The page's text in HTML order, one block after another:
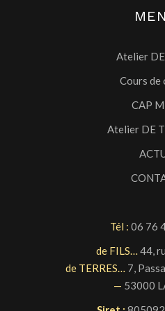
Sur rendez-vous
Atelier
Cours de
CAP
Atelier DE
Tél : 06 76
de FILS… 44,
de TERRES… 7,
— 53000